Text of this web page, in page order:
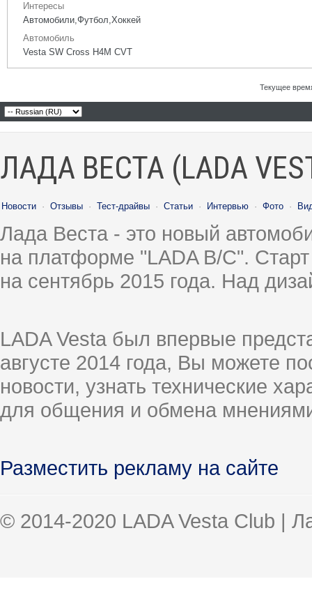
Интересы
Автомобили,Футбол,Хоккей
Автомобиль
Vesta SW Cross H4M CVT
Текущее
ЛАДА ВЕСТА (LADA
Новости · Отзывы · Тест-драйвы · Статьи · Интервью · Фото ·
Лада Веста - это новый
на платформе "LADA B/C".
на сентябрь 2015 года. Над
LADA Vesta был впервые
августе 2014 года, Вы можете
новости, узнать технические
для общения и обмена
Разместить рекламу на сайте
© 2014-2020 LADA Vesta Club |